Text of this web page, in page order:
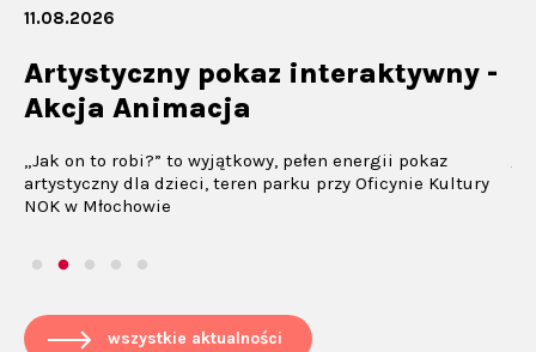
pokaz interaktywny -
Animacja
on to robi?” to wyjątkowy, pełen energii pokaz
dla dzieci, teren parku przy Oficynie Kultury
w Młochowie
Teren
wszystkie aktualności